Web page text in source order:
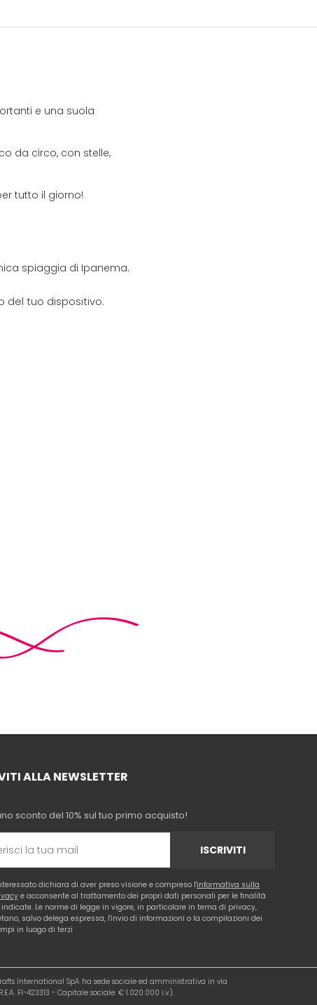
e una suola
da circo, con stelle,
tutto il giorno!
spiaggia di Ipanema.
del tuo dispositivo.
ALLA NEWSLETTER
sconto del 10% sul tuo primo acquisto!
ISCRIVITI
dichiara di aver preso visione e compreso l'informativa sulla
e acconsente al trattamento dei propri dati personali per le finalità
Le norme di legge in vigore, in particolare in tema di privacy,
salvo delega espressa, l'invio di informazioni o la compilazioni dei
in luogo di terzi
International SpA ha sede sociale ed amministrativa in via
FI-423313 - Capitale sociale: € 1.020.000 i.v.).